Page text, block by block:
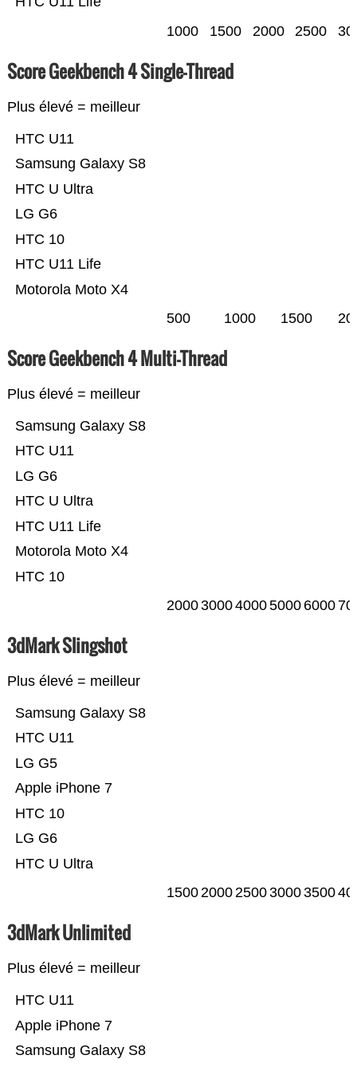
1000
1500 2000 2500
Score Geekbench 4 Single-Thread
Plus élevé = meilleur
Motorola Moto X4
HTC U11 Life
HTC 10
LG G6
HTC U Ultra
Samsung Galaxy S8
HTC U11
500 1000 1500
Score Geekbench 4 Multi-Thread
Plus élevé = meilleur
HTC 10
Motorola Moto X4
HTC U11 Life
HTC U Ultra
LG G6
HTC U11
Samsung Galaxy S8
2000300040005000 6000
3dMark Slingshot
Plus élevé = meilleur
HTC U Ultra
LG G6
HTC 10
Apple iPhone 7
LG G5
HTC U11
Samsung Galaxy S8
15002000250030003500
3dMark Unlimited
Plus élevé = meilleur
Samsung Galaxy S8
Apple iPhone 7
HTC U11